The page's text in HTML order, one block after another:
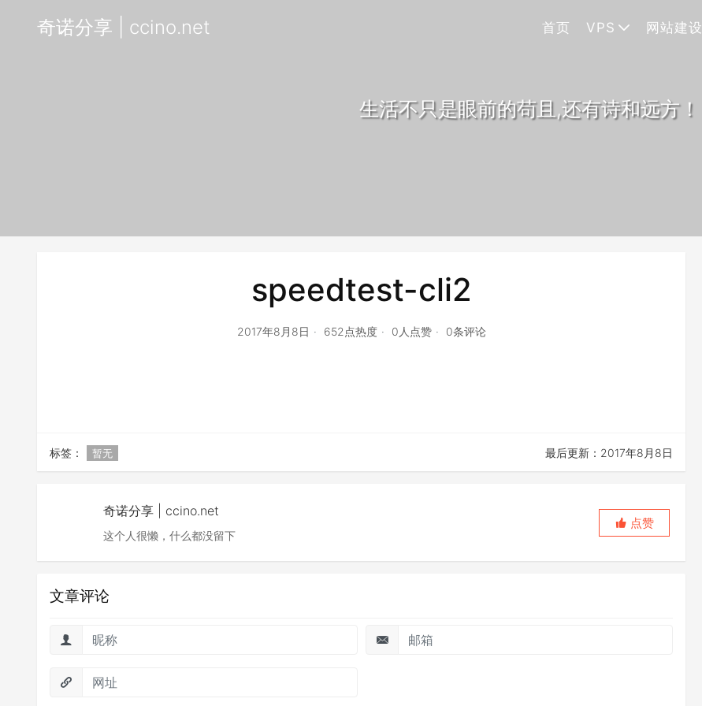
奇诺分享 | ccino.net 首页 VPS 网站建设
生活不只是眼前的苟且,还有诗和远方！
speedtest-cli2
2017年8月8日 652点热度 0人点赞 0条评论
标签： 暂无 最后更新：2017年8月8日
奇诺分享 | ccino.net
这个人很懒，什么都没留下
点赞
文章评论